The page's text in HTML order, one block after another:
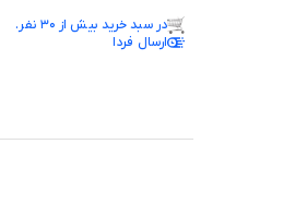
در سبد خرید بیش از ۳۰ نفر.
فقط ۳ عدد در انبار موجود است.
ارسال فردا